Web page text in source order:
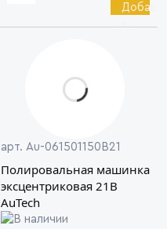
арт. Au-061501150B21
Полировальная машинка
эксцентриковая 21B
AuTech